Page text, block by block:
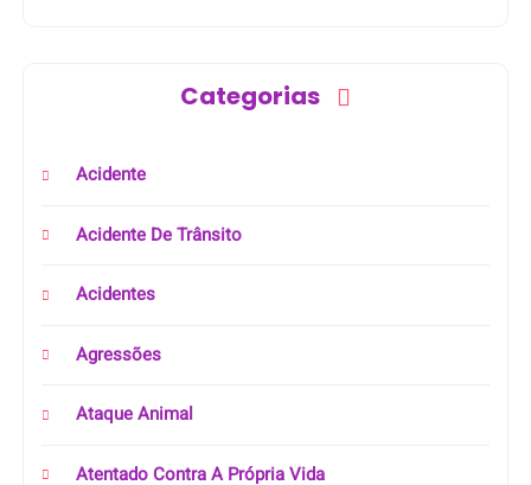
Categorias
Acidente
Acidente De Trânsito
Acidentes
Agressões
Ataque Animal
Atentado Contra A Própria Vida